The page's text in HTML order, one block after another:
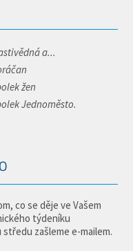
a...
žen
Jednoměsto.
co se děje ve Vašem
týdeníku
středu zašleme e-mailem.